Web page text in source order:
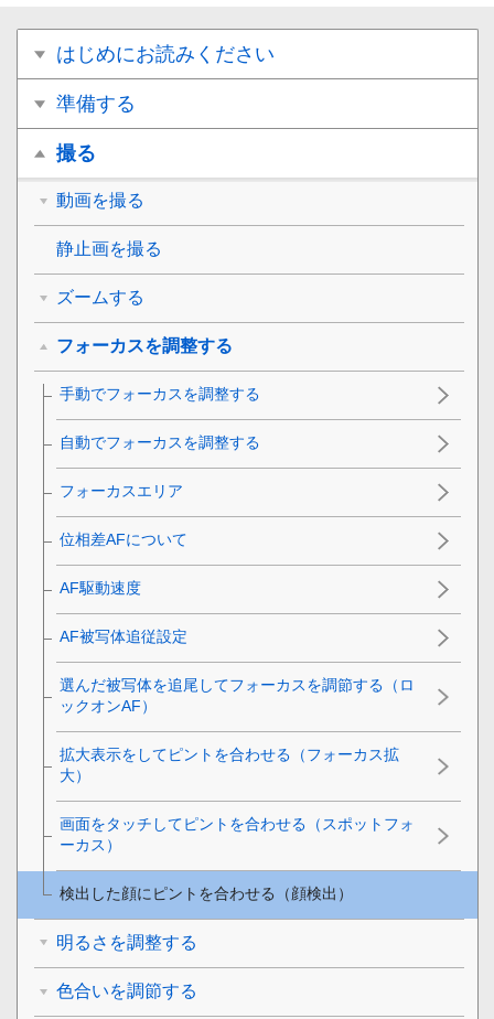
はじめにお読みください
準備する
撮る
動画を撮る
静止画を撮る
ズームする
フォーカスを調整する
手動でフォーカスを調整する
自動でフォーカスを調整する
フォーカスエリア
位相差AFについて
AF駆動速度
AF被写体追従設定
選んだ被写体を追尾してフォーカスを調節する（ロ
ックオンAF）
拡大表示をしてピントを合わせる（フォーカス拡
大）
画面をタッチしてピントを合わせる（スポットフォ
ーカス）
検出した顔にピントを合わせる（顔検出）
明るさを調整する
色合いを調節する